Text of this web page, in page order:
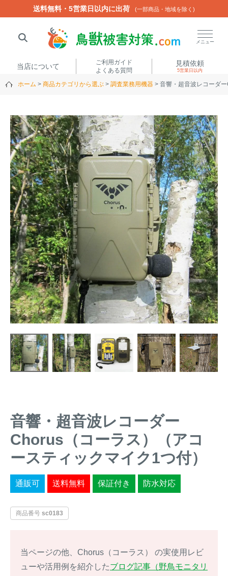
送料無料・5営業日以内に出荷 (一部商品・地域を除く)
メニュー
当店について
ご利用ガイド
よくある質問
見積依頼
5営業日以内
ホーム 商品カテゴリから選ぶ 調査業務用機器 音響・超音波レコーダ
音響・超音波レコーダー
Chorus（コーラス）（アコ
ースティックマイク1つ付）
通販可 送料無料 保証付き 防水対応
商品番号 sc0183
当ページの他、Chorus（コーラス） の実使用レビ
ューや活用例を紹介したブログ記事（野鳥モニタリ
送料無料・5営業日以内に出荷 (一部商品・地域を除く)
閉じる
楽落くんハイトシェルター侵入禁刺
イノシッシ
いのししくんTREL4G-Rアニマルネット2300
アニマルセンサー
商品カテゴリから選ぶ
電気柵
トレイルカメラ
サーカメラ）
屋外防犯・監視カメ
ラ（SDカード録画）
ICT・IoT機器（捕獲通
知・遠隔監視）
金網柵（ワイヤーメッシ
ュ柵等）
箱わな（イノシシ・シ
箱わな（アライグマ・ハ
クビシン・ネズミ等）
防獣・防鳥ネット
くくり罠（イノシシ・
シカ等）
苗木食害防止材
忌避用品
漁網
対象動物から選ぶ
動物の種類から対策商品を選ぶ
イノシシ対策
シカ対策
サル対策
キツネ対策
ヌートリア対策